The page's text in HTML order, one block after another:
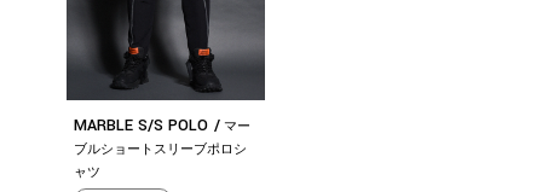
MARBLE S/S POLO
マー
ブルショートスリーブポロシ
ャツ